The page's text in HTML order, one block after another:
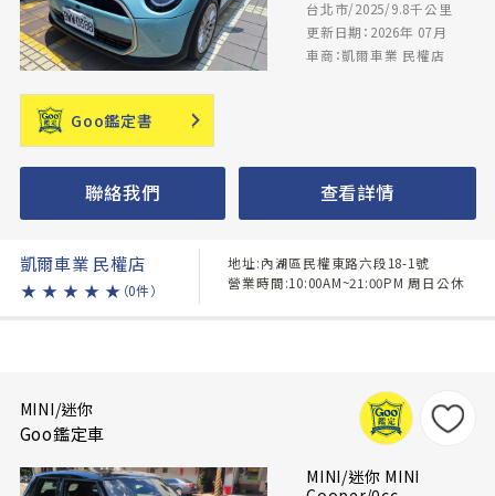
台北市/2025/9.8千公里
更新日期：2026年 07月
車商：凱爾車業 民權店
Goo鑑定書
聯絡我們 查看詳情
凱爾車業 民權店
★ ★ ★ ★ ★ （0件）
地址:內湖區民權東路六段18-1號
營業時間:10:00AM~21:00PM 周日公休
MINI/迷你
Goo鑑定車
MINI/迷你 MINI